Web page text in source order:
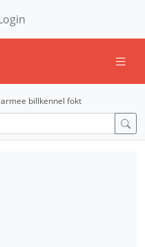
billkennel fokt